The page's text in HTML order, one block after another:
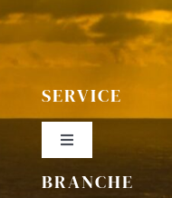
SERVICE
Toggle
Colofon
BRANCHE